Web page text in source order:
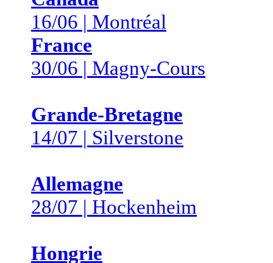
16/06 | Montréal
France
30/06 | Magny-Cours
Grande-Bretagne
14/07 | Silverstone
Allemagne
28/07 | Hockenheim
Hongrie